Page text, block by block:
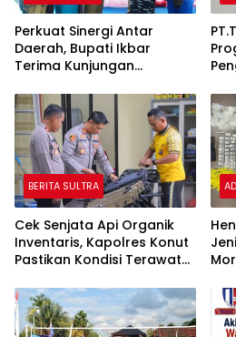
Perkuat Sinergi Antar
Daerah, Bupati Ikbar
Terima Kunjungan
Kendari
BERITA SULTRA
Cek Senjata Api Organik
Inventaris, Kapolres Konut
Pastikan Kondisi Terawat